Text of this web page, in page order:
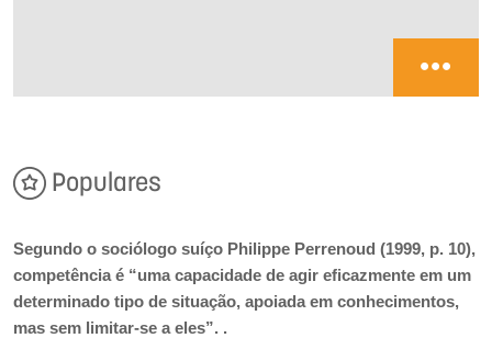
Populares
Segundo o sociólogo suíço Philippe Perrenoud (1999, p. 10),
competência é “uma capacidade de agir eficazmente em um
determinado tipo de situação, apoiada em conhecimentos,
mas sem limitar-se a eles”. .